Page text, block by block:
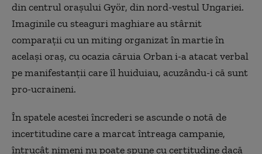
din centrul orașului Györ, din nord-vestul Ungariei.
Imaginile cu steaguri maghiare au stârnit
comparații cu un miting organizat în martie în
același oraș, cu ocazia căruia Orban i-a atacat verbal
pe manifestanții care îl huiduiau, acuzându-i că sunt
pro-ucraineni.
În spatele acestei încrederi se ascunde o notă de
incertitudine care a marcat întreaga campanie,
întrucât nimeni nu poate spune cu certitudine dacă